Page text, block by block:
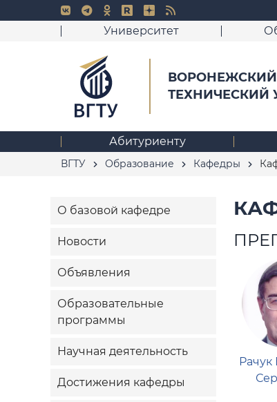
Университет
ТЕХНИЧЕСКИЙ
Абитуриенту
ВГТУ Образование Кафедры
О базовой кафедре
Новости
Объявления
Образовательные
программы
Научная деятельность
Достижения кафедры